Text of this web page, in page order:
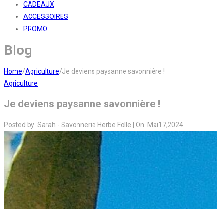
CADEAUX
ACCESSOIRES
PROMO
Blog
Home/Agriculture/Je deviens paysanne savonnière !
Agriculture
Je deviens paysanne savonnière !
Posted by Sarah - Savonnerie Herbe Folle On Mai17,2024